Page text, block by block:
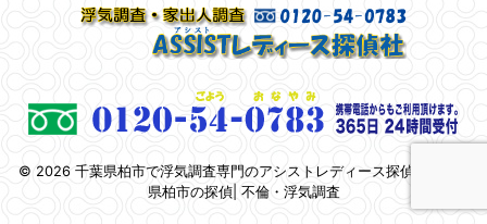
© 2026 千葉県柏市で浮気調査専門のアシストレディース探偵社 | 千葉
県柏市の探偵| 不倫・浮気調査